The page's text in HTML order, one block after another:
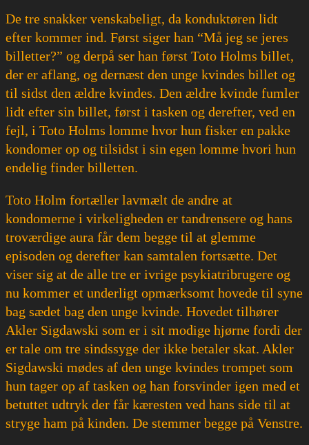
De tre snakker venskabeligt, da konduktøren lidt
efter kommer ind. Først siger han “Må jeg se jeres
billetter?” og derpå ser han først Toto Holms billet,
der er aflang, og dernæst den unge kvindes billet og
til sidst den ældre kvindes. Den ældre kvinde fumler
lidt efter sin billet, først i tasken og derefter, ved en
fejl, i Toto Holms lomme hvor hun fisker en pakke
kondomer op og tilsidst i sin egen lomme hvori hun
endelig finder billetten.
Toto Holm fortæller lavmælt de andre at
kondomerne i virkeligheden er tandrensere og hans
troværdige aura får dem begge til at glemme
episoden og derefter kan samtalen fortsætte. Det
viser sig at de alle tre er ivrige psykiatribrugere og
nu kommer et underligt opmærksomt hovede til syne
bag sædet bag den unge kvinde. Hovedet tilhører
Akler Sigdawski som er i sit modige hjørne fordi der
er tale om tre sindssyge der ikke betaler skat. Akler
Sigdawski mødes af den unge kvindes trompet som
hun tager op af tasken og han forsvinder igen med et
betuttet udtryk der får kæresten ved hans side til at
stryge ham på kinden. De stemmer begge på Venstre.